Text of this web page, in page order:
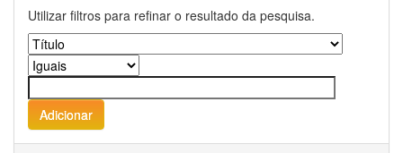
Utilizar filtros para refinar o resultado da pesquisa.